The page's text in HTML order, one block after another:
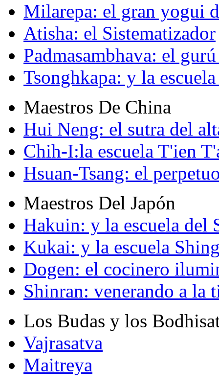
Milarepa: el gran yogui
Atisha: el Sistematizador
Padmasambhava: el
Tsonghkapa: y la
Maestros De China
Hui Neng: el sutra del
Chih-I:la escuela T'ien
Hsuan-Tsang: el
Maestros Del Japón
Hakuin: y la escuela del
Kukai: y la escuela
Dogen: el cocinero
Shinran: venerando a la
Los Budas y los
Vajrasatva
Maitreya